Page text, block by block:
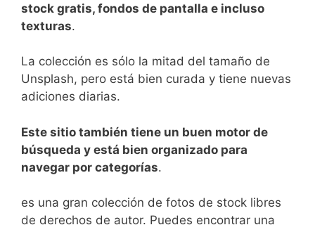
stock gratis, fondos de pantalla e incluso
texturas.
La colección es sólo la mitad del tamaño de
Unsplash, pero está bien curada y tiene nuevas
adiciones diarias.
Este sitio también tiene un buen motor de
búsqueda y está bien organizado para
navegar por categorías.
es una gran colección de fotos de stock libres
de derechos de autor. Puedes encontrar una